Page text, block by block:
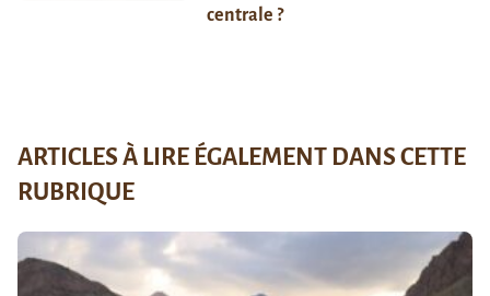
centrale ?
ARTICLES À LIRE ÉGALEMENT DANS CETTE
RUBRIQUE